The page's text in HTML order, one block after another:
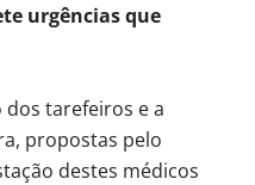
urgências que
tarefeiros e a
propostas pelo
destes médicos